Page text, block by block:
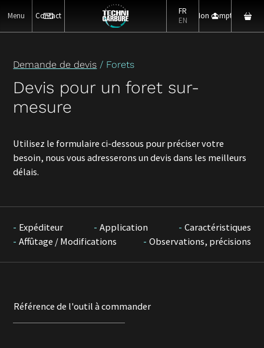
Menu Contact
FR
EN
Mon compte
Demande de devis / Forets
Devis pour un foret sur-
mesure
Utilisez le formulaire ci-dessous pour préciser votre
besoin, nous vous adresserons un devis dans les meilleurs
délais.
Expéditeur Application
Caractéristiques
Affûtage / Modifications
Observations, précisions
Référence de l'outil à commander